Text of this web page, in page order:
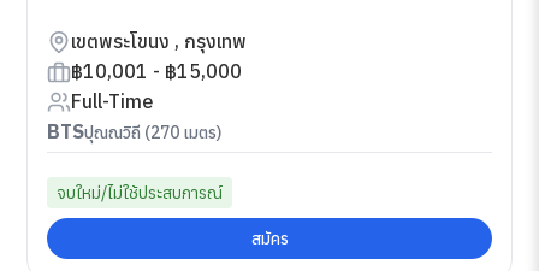
เขตพระโขนง , กรุงเทพ
฿10,001 - ฿15,000
Full-Time
BTSปุณณวิถี (270 เมตร)
จบใหม่/ไม่ใช้ประสบการณ์
สมัคร